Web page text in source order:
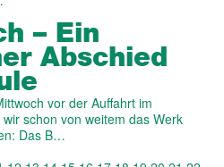
– Ein
Abschied
vor der Auffahrt im
schon von weitem das Werk
Das B…